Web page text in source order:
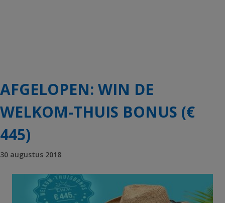
AFGELOPEN: WIN DE
WELKOM-THUIS BONUS (€
445)
30 augustus 2018